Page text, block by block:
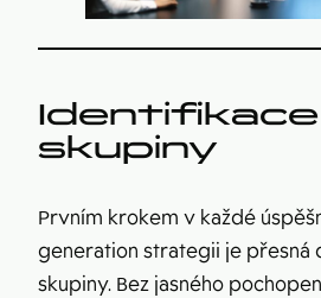
Identifikace
skupiny
Prvním krokem v každé
generation strategii je přesná
skupiny. Bez jasného